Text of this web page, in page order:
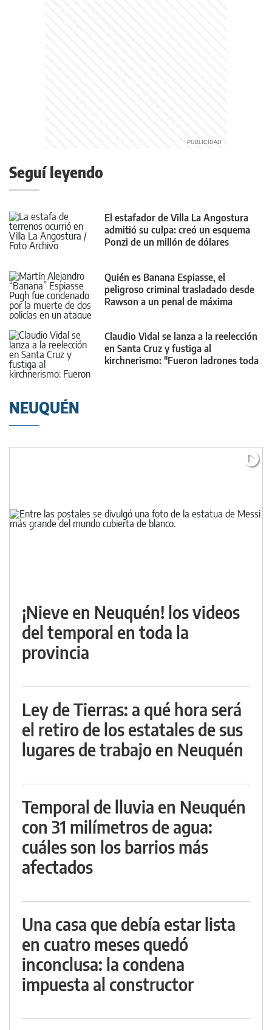
Seguí leyendo
El estafador de Villa La Angostura
admitió su culpa: creó un esquema
Ponzi de un millón de dólares
Quién es Banana Espiasse, el
peligroso criminal trasladado desde
Rawson a un penal de máxima
Claudio Vidal se lanza a la reelección
en Santa Cruz y fustiga al
kirchnerismo: "Fueron ladrones toda
NEUQUÉN
¡Nieve en Neuquén! los videos
del temporal en toda la
provincia
Ley de Tierras: a qué hora será
el retiro de los estatales de sus
lugares de trabajo en Neuquén
Temporal de lluvia en Neuquén
con 31 milímetros de agua:
cuáles son los barrios más
afectados
Una casa que debía estar lista
en cuatro meses quedó
inconclusa: la condena
impuesta al constructor